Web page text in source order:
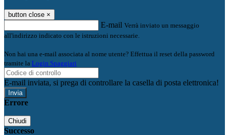
button close ×
E-mail Verrà inviato un messaggio
all'indirizzo indicato con le istruzioni necessarie.
Non hai una e-mail associata al nome utente? Effettua il reset della password
tramite la Login Spaggiari
E-mail inviata, si prega di controllare la casella di posta elettronica!
Errore
Chiudi
Successo